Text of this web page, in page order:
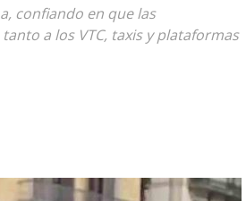
confiando en que las
a los VTC, taxis y plataformas